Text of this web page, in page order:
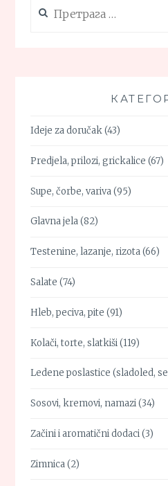
за:
Ideje za doručak(43)
Predjela, prilozi, grickalice (67)
Supe, čorbe, variva(95)
Glavna jela(82)
Testenine, lazanje, rizota(66)
Salate (74)
Hleb, peciva, pite (91)
Kolači, torte, slatkiši(119)
Ledene poslastice (sladoled,
Sosovi, kremovi, namazi(34)
Začini i aromatični dodaci(3)
Zimnica(2)